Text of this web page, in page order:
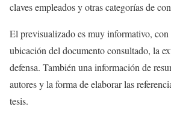
claves empleados y otras categorías de
El previsualizado es muy informativo, con
ubicación del documento consultado, la
defensa. También una información de
autores y la forma de elaborar las
tesis.